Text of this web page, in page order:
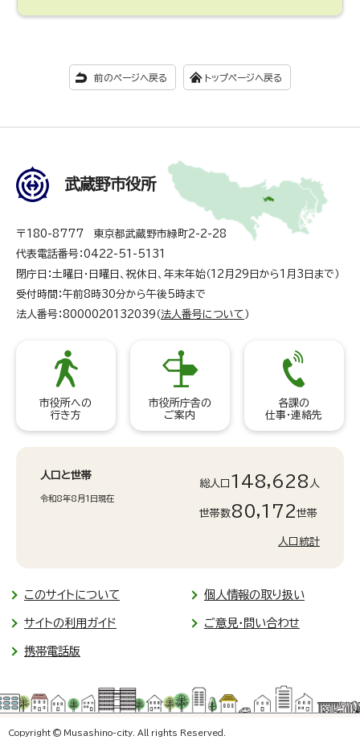
前のページへ戻る トップページへ戻る
武蔵野市役所
〒180-8777 東京都武蔵野市緑町2-2-28
代表電話番号：0422-51-5131
閉庁日：土曜日・日曜日、祝休日、年末年始（12月29日から1月3日まで）
受付時間：午前8時30分から午後5時まで
法人番号：8000020132039（法人番号について ）
市役所への
行き方
市役所庁舎の
ご案内
各課の
仕事・連絡先
人口と世帯
令和8年8月1日現在
総人口 148,628 人
世帯数80,172世帯
人口統計
このサイトについて 個人情報の取り扱い
サイトの利用ガイド ご意見・問い合わせ
携帯電話版
Copyright © Musashino-city. All rights Reserved.